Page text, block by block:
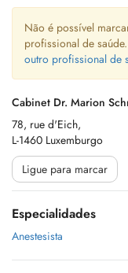
Não é possível
profissional de saúde.
outro profissional de
Cabinet Dr. Marion
78, rue d'Eich,
L-1460 Luxemburgo
Ligue para marcar
Especialidades
Anestesista